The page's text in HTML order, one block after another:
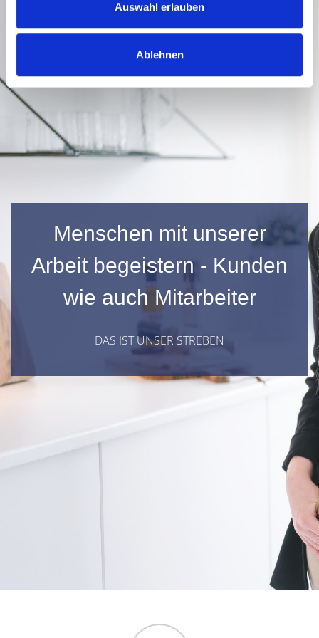
Auswahl erlauben
Ablehnen
Menschen mit unserer
Arbeit begeistern - Kunden
wie auch Mitarbeiter
DAS IST UNSER STREBEN